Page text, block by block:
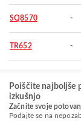
SQ8570 -
TR652 -
Poiščite najboljše
izkušnjo
Začnite svoje
Podajte se na